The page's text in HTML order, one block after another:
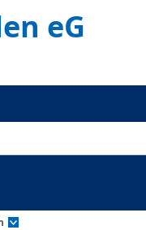
eG